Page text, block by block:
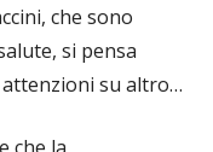
che sono
si pensa
attenzioni su altro…